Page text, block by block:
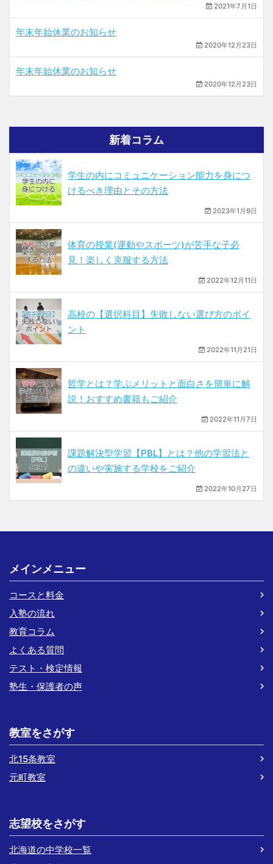
2021年7月1日
年末年始休業のお知らせ
2020年12月23日
年末年始休業のお知らせ
2020年12月23日
新着コラム
学生の内にコミュニケーション能力を身につ
けるべき理由とその方法
2023年1月9日
体育の授業(運動やスポーツ)が苦手な子必
見！楽しく克服する方法
2022年12月11日
高校の【選択科目】失敗しない選び方のポイ
ント
2022年11月21日
哲学とは？学ぶメリットと面白さを簡単に解
説！おすすめ書籍もご紹介
2022年11月7日
課題解決型学習【PBL】とは？他の学習法と
の違いや実施する学校をご紹介
2022年10月27日
メインメニュー
コースと料金
入塾の流れ
教育コラム
よくある質問
テスト・検定情報
塾生・保護者の声
教室をさがす
北15条教室
元町教室
志望校をさがす
北海道の中学校一覧